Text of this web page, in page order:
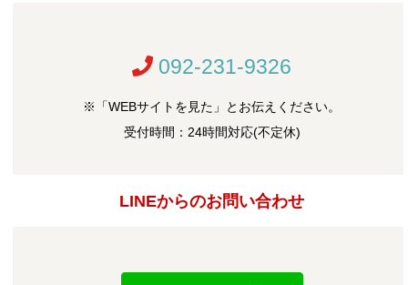
092-231-9326
※「WEBサイトを見た」とお伝えください。
受付時間：24時間対応(不定休)
LINEからのお問い合わせ